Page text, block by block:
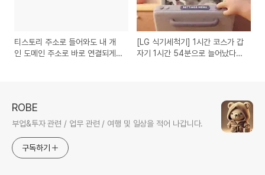
티스토리 주소로 들어와도 내 개
인 도메인 주소로 바로 연결되게
[LG 식기세척기] 1시간 코스가 갑
자기 1시간 54분으로 늘어났다
ROBE
부업&투자 관련 / 업무 관련 / 여행 및 일상을 적어 나갑니다.
구독하기